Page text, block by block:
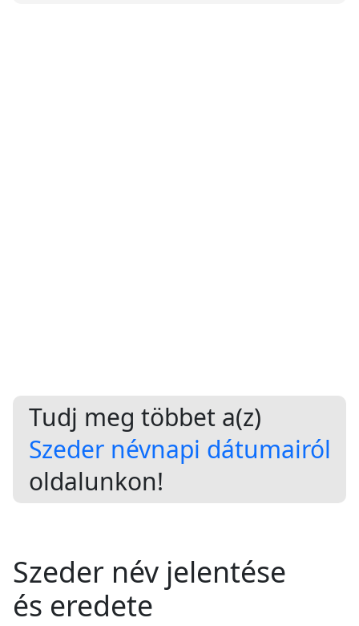
Tudj meg többet a(z)
Szeder névnapi dátumairól
oldalunkon!
Szeder név jelentése
és eredete